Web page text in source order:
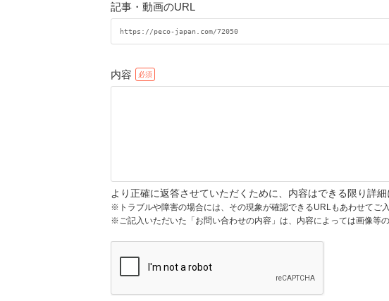
記事・動画のURL
内容
より正確に返答させていただくために、内容はできる限り詳
※トラブルや障害の場合には、その現象が確認できるURLもあわせてご入
※ご記入いただいた「お問い合わせの内容」は、内容によっては画像等